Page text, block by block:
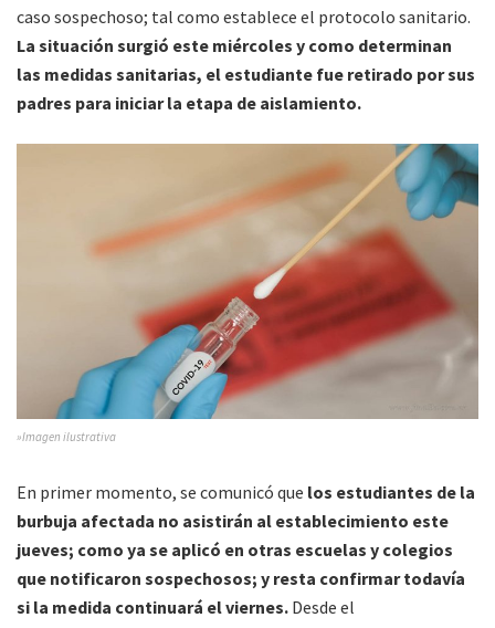
caso sospechoso; tal como establece el protocolo sanitario.
La situación surgió este miércoles y como determinan
las medidas sanitarias, el estudiante fue retirado por sus
padres para iniciar la etapa de aislamiento.
»Imagen ilustrativa
En primer momento, se comunicó que los estudiantes de la
burbuja afectada no asistirán al establecimiento este
jueves; como ya se aplicó en otras escuelas y colegios
que notificaron sospechosos; y resta confirmar todavía
si la medida continuará el viernes. Desde el